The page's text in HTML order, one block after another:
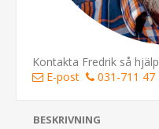
Kontakta Fredrik så
E-post
031-711 47
BESKRIVNING